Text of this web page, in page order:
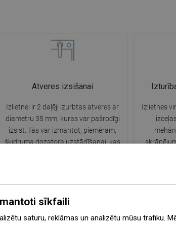
Atveres izsišanai
Izlietnei ir 2 daļēji izurbtas atveres ar
diametru 35 mm, kuras var pašrocīgi
izsist. Tās var izmantot, piemēram,
šķidruma dozatora uzstādīšanai, kas
Izlietnes
sīkfaili
saturu, reklāmas un analizētu mūsu trafiku.